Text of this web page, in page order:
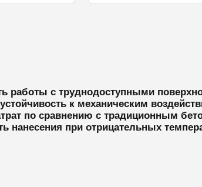
работы с труднодоступными
к механическим
по сравнению с традиционным
нанесения при отрицательных